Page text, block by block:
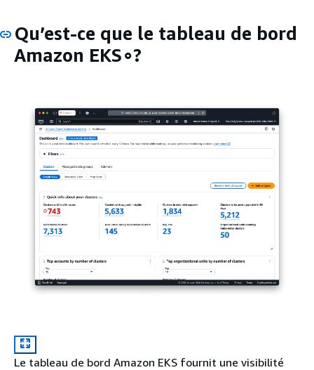
Qu’est-ce que le tableau de bord
Amazon EKS∘?
Le tableau de bord Amazon EKS fournit une visibilité